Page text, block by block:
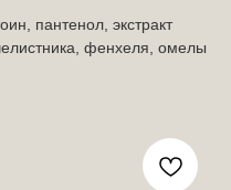
пантенол, экстракт
фенхеля, омелы